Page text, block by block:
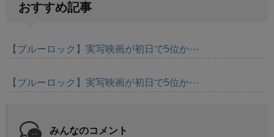
おすすめ記事
【ブルーロック】実写映画が初日で5位か⋯
【ブルーロック】実写映画が初日で5位か⋯
みんなのコメント